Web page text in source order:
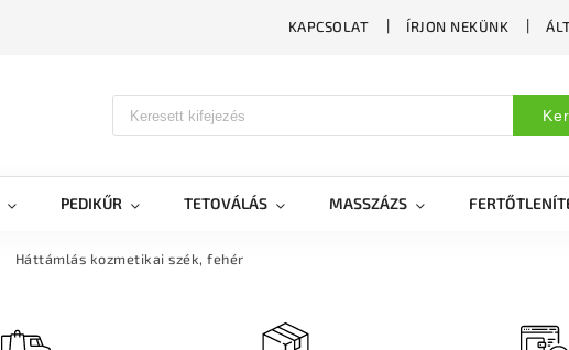
KAPCSOLAT ÍRJON NEKÜNK
PEDIKŰR TETOVÁLÁS MASSZÁZS
Háttámlás kozmetikai szék, fehér